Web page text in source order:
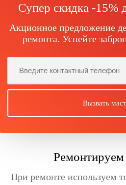
Супер скидка -15%
Акционное предложение
ремонта. Успейте
При ремонте используем